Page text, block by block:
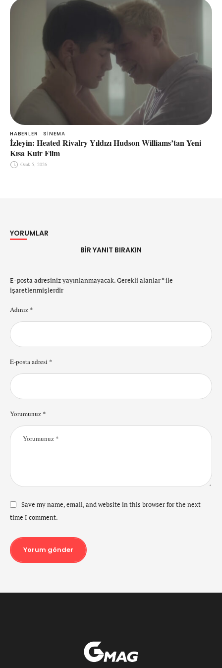
HABERLER SINEMA
İzleyin: Heated Rivalry Yıldızı Hudson Williams’tan Yeni
Kısa Kuir Film
Ocak 5, 2026
YORUMLAR
BIR YANIT BIRAKIN
E-posta adresiniz yayınlanmayacak.Gerekli alanlar*ile
işaretlenmişlerdir
Yorumunuz *
Adınız *
E-posta adresi *
Save my name, email, and website in this browser for the next
time I comment.
Yorum gönder